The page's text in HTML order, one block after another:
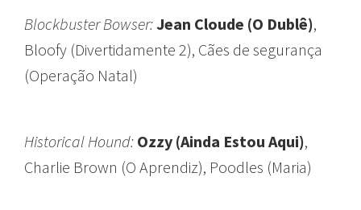
Blockbuster Bowser:Jean Cloude (O Dublê),
Bloofy (Divertidamente 2), Cães de segurança
(Operação Natal)
Historical Hound: Ozzy (Ainda Estou Aqui),
Charlie Brown (O Aprendiz), Poodles (Maria)